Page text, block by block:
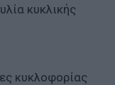
κυκλικής
κυκλοφορίας